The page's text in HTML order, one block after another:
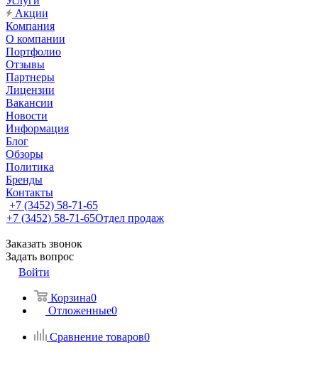
Акции
Компания
О компании
Портфолио
Отзывы
Партнеры
Лицензии
Вакансии
Новости
Информация
Блог
Обзоры
Политика
Бренды
Контакты
+7 (3452) 58-71-65
+7 (3452) 58-71-65Отдел продаж
Заказать звонок
Задать вопрос
Войти
Корзина0
Отложенные0
Сравнение товаров0